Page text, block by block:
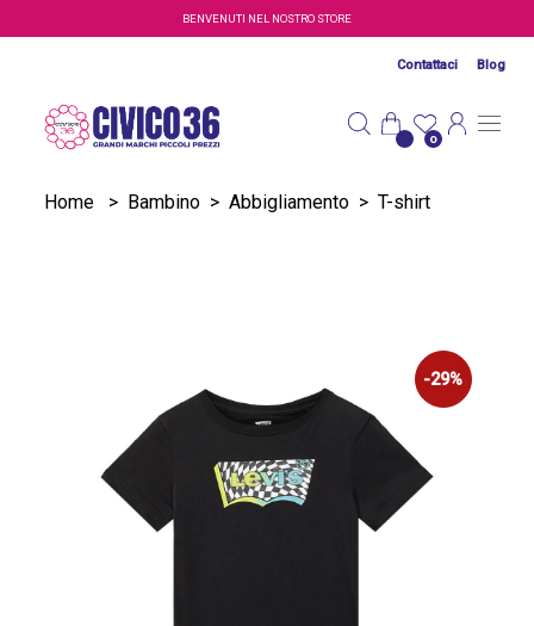
Salta al contenuto principaleBENVENUTI NEL NOSTRO STORE
Contattaci Blog
0
Home > Bambino > Abbigliamento > T-shirt
-29%